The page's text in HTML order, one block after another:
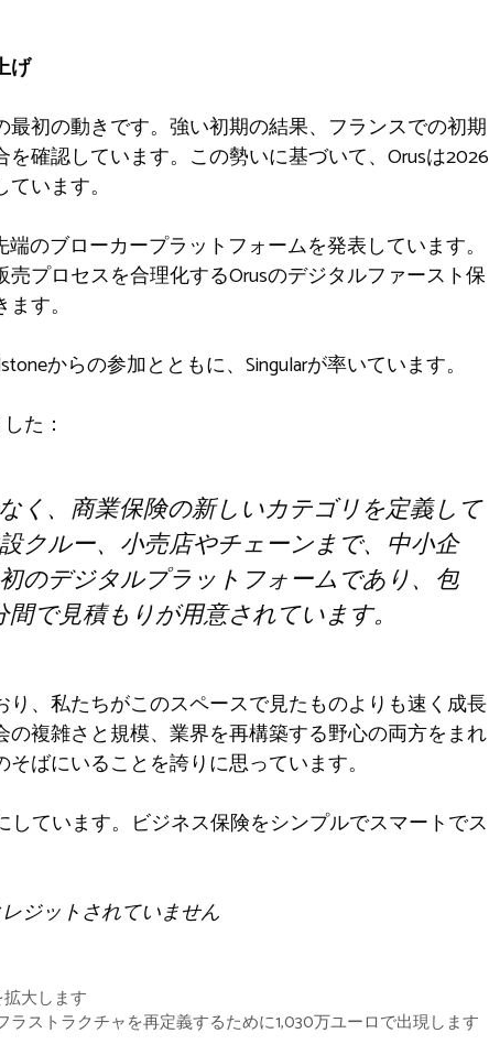
げ
初の動きです。強い初期の結果、フランスでの初期
確認しています。この勢いに基づいて、Orusは2026
います。
のブローカープラットフォームを発表しています。
プロセスを合理化するOrusのデジタルファースト保
す。
からの参加とともに、Singularが率いています。
た：
く、商業保険の新しいカテゴリを定義して
クルー、小売店やチェーンまで、中小企
のデジタルプラットフォームであり、包
で見積もりが用意されています。
、私たちがこのスペースで見たものよりも速く成長
複雑さと規模、業界を再構築する野心の両方をまれ
ばにいることを誇りに思っています。
ています。ビジネス保険をシンプルでスマートでス
ジットされていません
大します
ストラクチャを再定義するために1,030万ユーロで出現します